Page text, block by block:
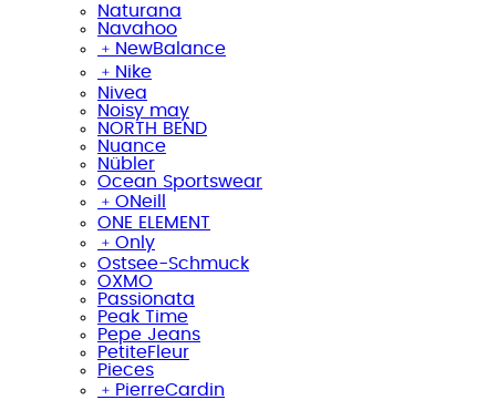
Naturana
Navahoo
﹢ NewBalance
﹢ Nike
Nivea
Noisy may
NORTH BEND
Nuance
Nübler
Ocean Sportswear
﹢ ONeill
ONE ELEMENT
﹢ Only
Ostsee-Schmuck
OXMO
Passionata
Peak Time
Pepe Jeans
PetiteFleur
Pieces
﹢ PierreCardin